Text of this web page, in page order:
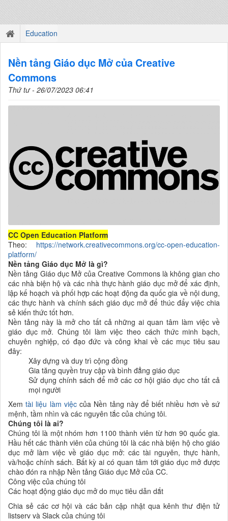
Education
Nền tảng Giáo dục Mở của Creative
Commons
Thứ tư - 26/07/2023 06:41
CC Open Education Platform
Theo: https://network.creativecommons.org/cc-open-education-
platform/
Nền tảng Giáo dục Mở là gì?
Nền tảng Giáo dục Mở của Creative Commons là không gian cho
các nhà biện hộ và các nhà thực hành giáo dục mở để xác định,
lập kế hoạch và phối hợp các hoạt động đa quốc gia về nội dung,
các thực hành và chính sách giáo dục mở để thúc đẩy việc chia
sẻ kiến thức tốt hơn.
Nền tảng này là mở cho tất cả những ai quan tâm làm việc về
giáo dục mở. Chúng tôi làm việc theo cách thức minh bạch,
chuyên nghiệp, có đạo đức và công khai về các mục tiêu sau
đây:
Xây dựng và duy trì cộng đồng
Gia tăng quyền truy cập và bình đẳng giáo dục
Sử dụng chính sách để mở các cơ hội giáo dục cho tất cả
mọi người
Xemtài liệu làm việccủa Nền tảng này để biết nhiều hơn về sứ
mệnh, tầm nhìn và các nguyên tắc của chúng tôi.
Chúng tôi là ai?
Chúng tôi là một nhóm hơn 1100 thành viên từ hơn 90 quốc gia.
Hầu hết các thành viên của chúng tôi là các nhà biện hộ cho giáo
dục mở làm việc về giáo dục mở: các tài nguyên, thực hành,
và/hoặc chính sách. Bất kỳ ai có quan tâm tới giáo dục mở được
chào đón ra nhập Nền tảng Giáo dục Mở của CC.
Công việc của chúng tôi
Các hoạt động giáo dục mở do mục tiêu dẫn dắt
Chia sẻ các cơ hội và các bản cập nhật qua kênh thư điện tử
listserv và Slack của chúng tôi